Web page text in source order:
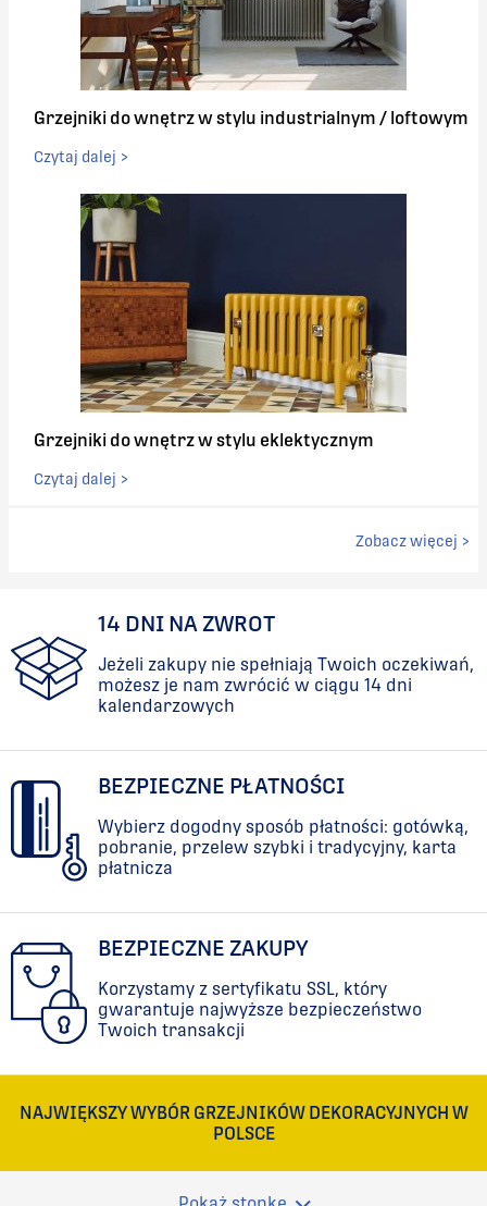
Grzejniki do wnętrz w stylu industrialnym / loftowym
Czytaj dalej >
Grzejniki do wnętrz w stylu eklektycznym
Czytaj dalej >
Zobacz więcej >
14 DNI NA ZWROT
Jeżeli zakupy nie spełniają Twoich oczekiwań,
możesz je nam zwrócić w ciągu 14 dni
kalendarzowych
BEZPIECZNE PŁATNOŚCI
Wybierz dogodny sposób płatności: gotówką,
pobranie, przelew szybki i tradycyjny, karta
płatnicza
BEZPIECZNE ZAKUPY
Korzystamy z sertyfikatu SSL, który
gwarantuje najwyższe bezpieczeństwo
Twoich transakcji
NAJWIĘKSZY WYBÓR GRZEJNIKÓW DEKORACYJNYCH W
POLSCE